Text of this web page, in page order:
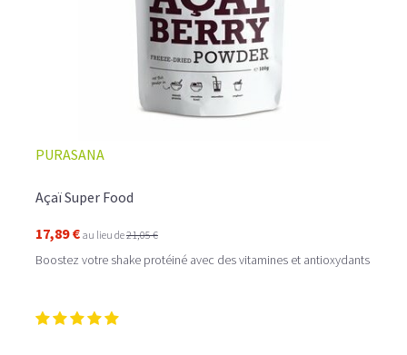
PURASANA
Açaï Super Food
17,89 € au lieu de21,05 €
Boostez votre shake protéiné avec des vitamines et antioxydants